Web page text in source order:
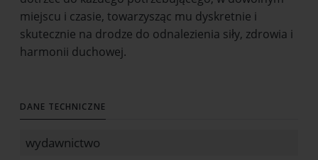
miejscu i czasie, towarzysząc mu dyskretnie i
skutecznie na drodze do odnalezienia siły, zdrowia i
harmonii duchowej.
DANE TECHNICZNE
wydawnictwo